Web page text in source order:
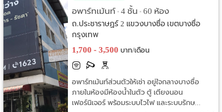
อพาร์ทเม้นท์ • 4 ชั้น • 60 ห้อง
ถ.ประชาราษฏร์ 2 แขวงบางซื่อ เขตบางซื่อ
กรุงเทพ
1,700 - 3,500 บาท/เดือน
อพาร์ทเม้นท์ส่วนตัวให้เช่า อยู่ใจกลางบางซื่อ
ภายในห้องมีห้องน้ำในตัว ตู้ เตียงนอน
เฟอร์นิเจอร์ พร้อมระบบไวไฟ และระบบรักษ...